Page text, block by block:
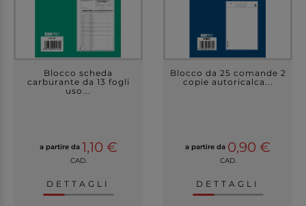
Blocco scheda
carburante da 13 fogli
uso...
a partire da 1,10 €
CAD.
DETTAGLI
Blocco da 25 comande 2
copie autoricalca...
a partire da 0,90 €
CAD.
DETTAGLI